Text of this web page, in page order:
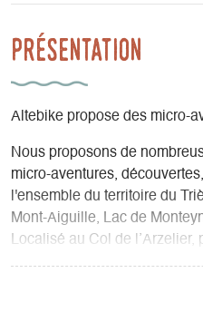
Présentation
Altebike propose des micro-
Nous proposons de
micro-aventures,
l'ensemble du territoire du
Mont-Aiguille, Lac de
Localisé au Col de l’Arzelier,